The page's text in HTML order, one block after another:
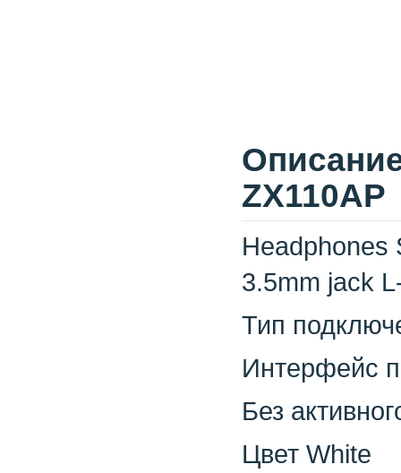
ZX110AP
Headphones
3.5mm jack
Тип
Интерфейс
Без
Цвет White